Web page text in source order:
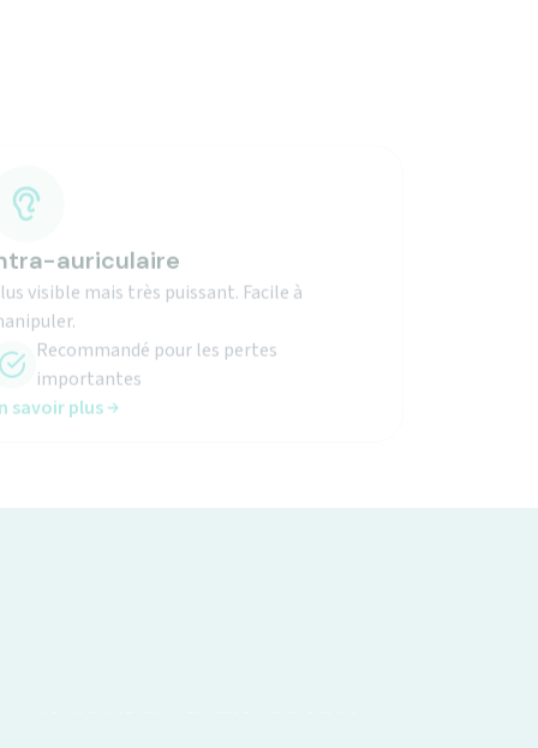
Intra-auriculaire
visible mais très puissant. Facile à
Recommandé pour les pertes
importantes
En savoir plus